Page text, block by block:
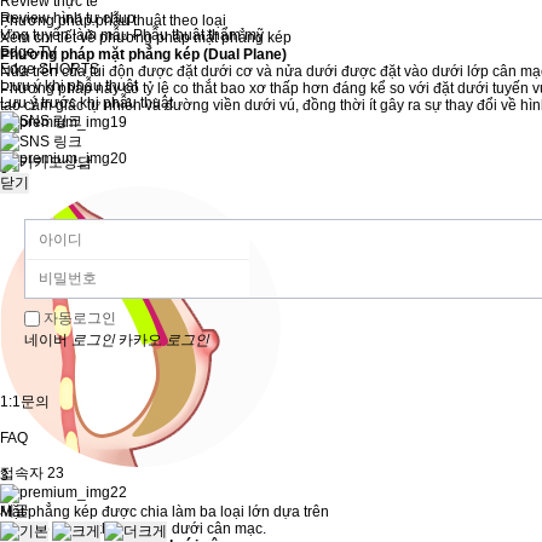
Review hình tự chụp
Ứng tuyển làm mẫu Phẫu thuật thẩm mỹ
Edge TV
Edge SHORTS
L:ưu ý khi phẫu thuật
Lưu ý trước khi phẫu thuật
닫기
자동로그인
네이버로그인 카카오 로그인
1:1문의
FAQ
접속자 23
새글
Phương pháp phẫu thuật theo loại
Xem chi tiết về phương pháp mặt phẳng kép
Phương pháp mặt phẳng kép (Dual Plane)
Nửa trên của túi độn được đặt dưới cơ và nửa dưới được đặt vào dưới lớp cân
Phương pháp này có tỷ lệ co thắt bao xơ thấp hơn đáng kể so với đặt dưới tuyến
tạo cảm giác tự nhiên và đường viền dưới vú, đồng thời ít gây ra sự thay đổi về
1
2
3
Mặt phẳng kép được chia làm ba loại lớn dựa trên
mức độ tạo ra không gian dưới cân mạc.